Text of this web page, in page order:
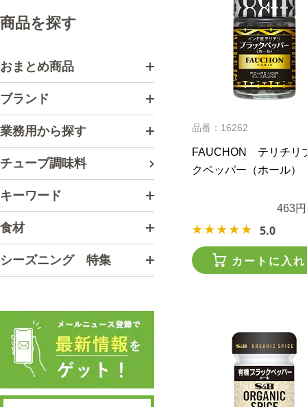
商品を探す
おまとめ商品
ブランド
業務用から探す
チューブ調味料
キーワード
食材
シーズニング 特集
品番：16262
FAUCHON テリチリ
クペッパー（ホール）
463円
5.0
カートに入